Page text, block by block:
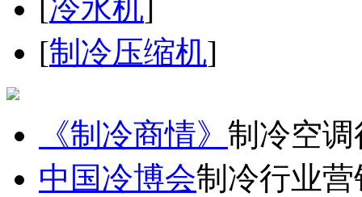
[冷水机]
[制冷压缩机]
《制冷商情》 制冷空
中国冷博会制冷行业